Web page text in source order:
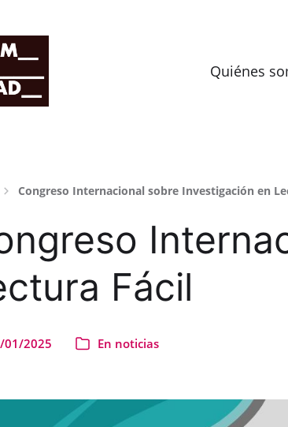
de investigación HUM-995 Quiénes
Congreso Internacional sobre Investigación en
Fácil
01/2025 En noticias